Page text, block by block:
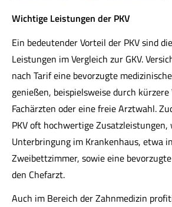
Wichtige Leistungen der PKV
Ein bedeutender Vorteil der PKV sind
Leistungen im Vergleich zur GKV.
nach Tarif eine bevorzugte
genießen, beispielsweise durch
Fachärzten oder eine freie Arztwahl.
PKV oft hochwertige Zusatzleistungen,
Unterbringung im Krankenhaus, etwa
Zweibettzimmer, sowie eine
den Chefarzt.
Auch im Bereich der Zahnmedizin